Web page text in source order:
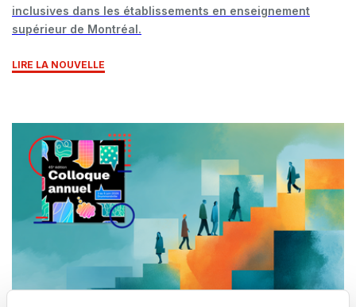
inclusives dans les établissements en enseignement
supérieur de Montréal.
LIRE LA NOUVELLE